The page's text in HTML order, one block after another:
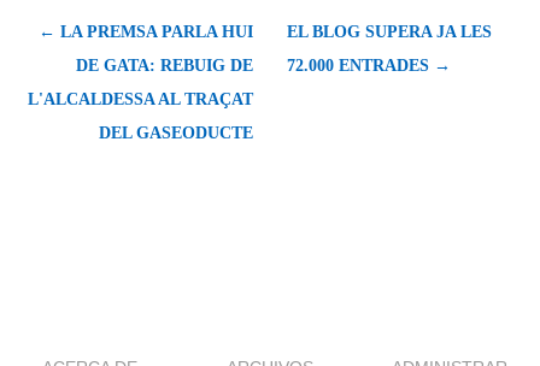
← LA PREMSA PARLA HUI
DE GATA: REBUIG DE
L'ALCALDESSA AL TRAÇAT
DEL GASEODUCTE
EL BLOG SUPERA JA LES
72.000 ENTRADES →